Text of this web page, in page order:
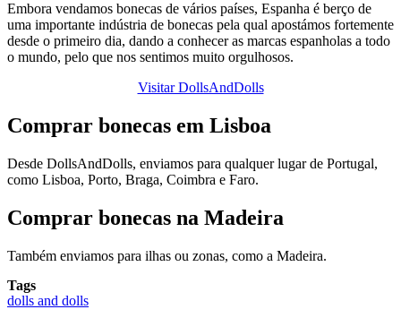
Embora vendamos bonecas de vários países, Espanha é berço de
uma importante indústria de bonecas pela qual apostámos fortemente
desde o primeiro dia, dando a conhecer as marcas espanholas a todo
o mundo, pelo que nos sentimos muito orgulhosos.
Visitar DollsAndDolls
Comprar bonecas em Lisboa
Desde DollsAndDolls, enviamos para qualquer lugar de Portugal,
como Lisboa, Porto, Braga, Coimbra e Faro.
Comprar bonecas na Madeira
Também enviamos para ilhas ou zonas, como a Madeira.
Tags
dolls and dolls